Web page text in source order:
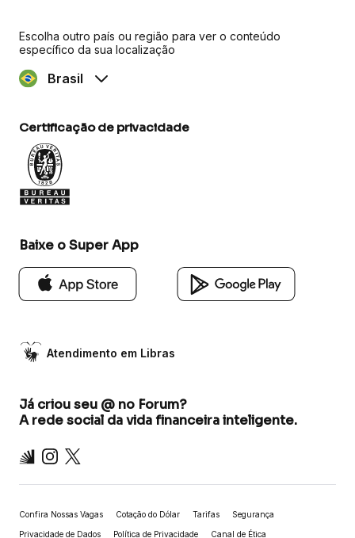
Escolha outro país ou região para ver o conteúdo
específico da sua localização
Brasil
Certificação de privacidade
Baixe o Super App
Atendimento em Libras
Já criou seu @ no Forum?
A rede social da vida financeira inteligente.
Inter Instagram
X
Confira Nossas Vagas Cotação do Dólar Tarifas Segurança
Privacidade de Dados Política de Privacidade Canal de Ética